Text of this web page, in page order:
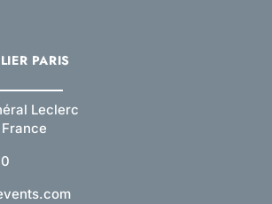
PARIS
Leclerc